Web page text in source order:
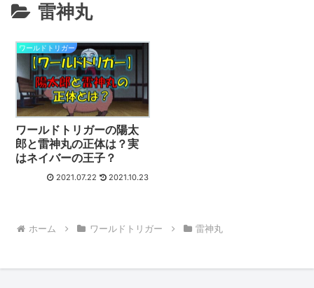
雷神丸
ワールドトリガー
ワールドトリガーの陽太
郎と雷神丸の正体は？実
はネイバーの王子？
2021.07.22 2021.10.23
ホーム ワールドトリガー 雷神丸